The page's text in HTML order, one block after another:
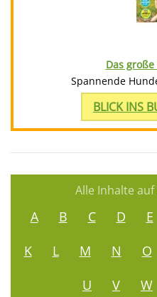
Das
Spannende
BLICK INS
Alle Inhalte
A B C D E
K
L M N O
U
V W